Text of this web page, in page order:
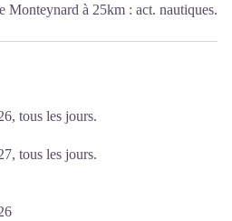
Monteynard à 25km : act. nautiques.
tous les jours.
tous les jours.